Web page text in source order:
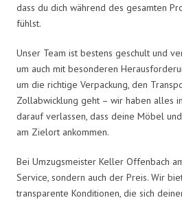
dass du dich während des gesamten
fühlst.
Unser Team ist bestens geschult und
um auch mit besonderen
um die richtige Verpackung, den
Zollabwicklung geht – wir haben alles
darauf verlassen, dass deine Möbel
am Zielort ankommen.
Bei Umzugsmeister Keller Offenbach
Service, sondern auch der Preis. Wir
transparente Konditionen, die sich